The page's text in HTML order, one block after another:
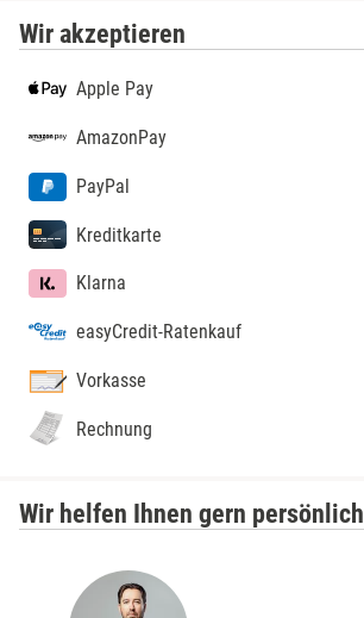
Wir akzeptieren
Apple Pay
AmazonPay
PayPal
Kreditkarte
Klarna
easyCredit-Ratenkauf
Vorkasse
Rechnung
Wir helfen Ihnen gern persönlich